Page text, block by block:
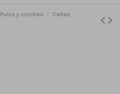
Pulso y corcheo
Cañas